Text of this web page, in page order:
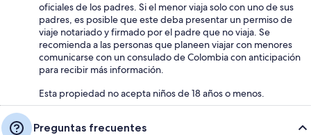
oficiales de los padres. Si el menor viaja solo con uno de sus
padres, es posible que este deba presentar un permiso de
viaje notariado y firmado por el padre que no viaja. Se
recomienda a las personas que planeen viajar con menores
comunicarse con un consulado de Colombia con anticipación
para recibir más información.
Esta propiedad no acepta niños de 18 años o menos.
Preguntas frecuentes